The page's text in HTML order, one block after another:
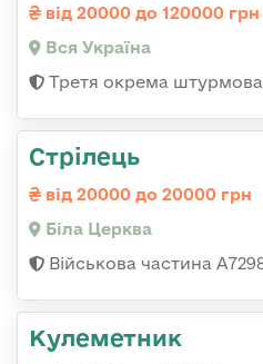
від 20000 до 120000 грн
Вся Україна
Третя окрема
Стрілець
від 20000 до 20000 грн
Біла Церква
Військова частина
Кулеметник